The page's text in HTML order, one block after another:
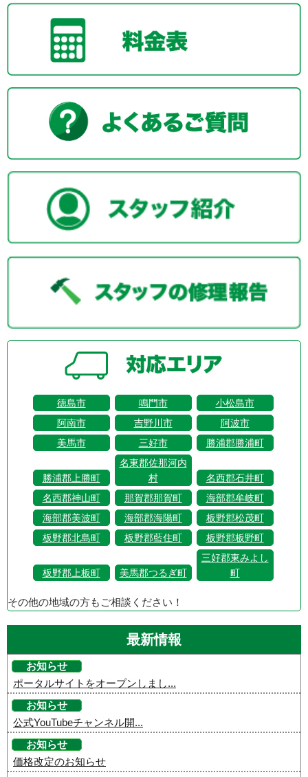
徳島市 鳴門市
小松島市
阿南市
吉野川市
阿波市
美馬市
三好市 勝浦郡勝浦町
勝浦郡上勝町
名東郡佐那河内
村
名西郡石井町
名西郡神山町
那賀郡那賀町
海部郡牟岐町
海部郡美波町
海部郡海陽町
板野郡松茂町
板野郡北島町
板野郡藍住町 板野郡板野町
板野郡上板町 美馬郡つるぎ町
三好郡東みよし
町
その他の地域の方もご相談ください！
最新情報
お知らせ
ポータルサイトをオープンしまし...
お知らせ
公式YouTubeチャンネル開...
お知らせ
価格改定のお知らせ